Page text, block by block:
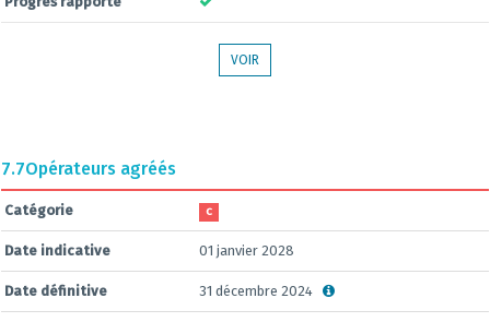
VOIR
7.7Opérateurs agréés
Catégorie C
Date indicative 01 janvier 2028
Date définitive 31 décembre 2024